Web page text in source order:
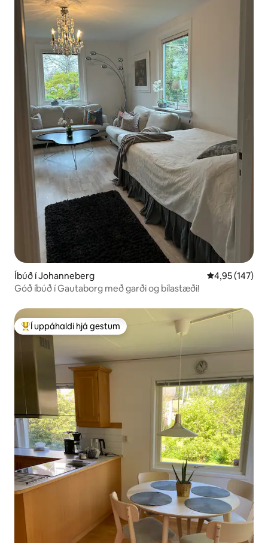
Íbúð í Johanneberg 4,95 af 5 í
4,95 (147)
Góð íbúð í Gautaborg með garði og bílastæði!
Í mestu uppáhaldi hjá gestum
Í uppáhaldi hjá gestum